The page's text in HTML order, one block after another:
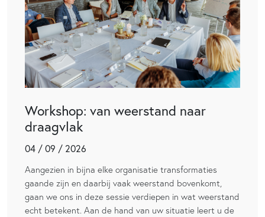
Workshop: van weerstand naar
draagvlak
04 / 09 / 2026
Aangezien in bijna elke organisatie transformaties
gaande zijn en daarbij vaak weerstand bovenkomt,
gaan we ons in deze sessie verdiepen in wat weerstand
echt betekent. Aan de hand van uw situatie leert u de